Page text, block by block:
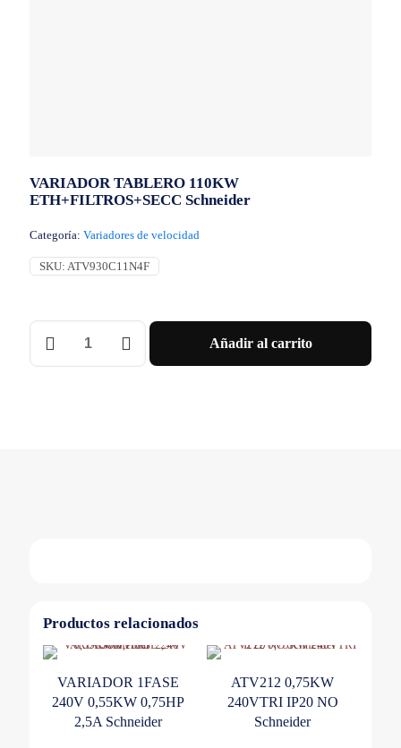
VARIADOR TABLERO 110KW
ETH+FILTROS+SECC Schneider
Categoría: Variadores de velocidad
SKU: ATV930C11N4F
VARIADOR
110KW
Añadir al carrito
Productos relacionados
VARIADOR 1FASE
240V 0,55KW 0,75HP
2,5A Schneider
ATV212 0,75KW
240VTRI IP20 NO
Schneider